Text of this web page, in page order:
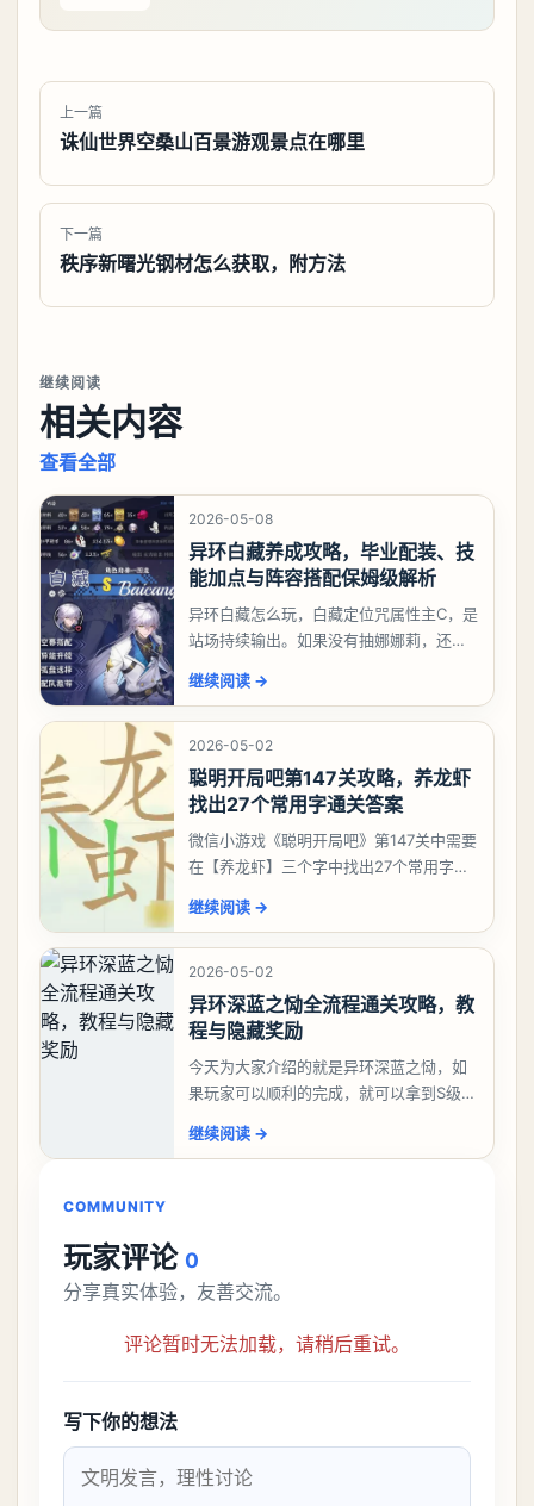
上一篇
诛仙世界空桑山百景游观景点在哪里
下一篇
秩序新曙光钢材怎么获取，附方法
继续阅读
相关内容
查看全部
2026-05-08
异环白藏养成攻略，毕业配装、技
能加点与阵容搭配保姆级解析
异环白藏怎么玩，白藏定位咒属性主C，是
站场持续输出。如果没有抽娜娜莉，还没
有娜娜莉缺另外一个二队C想打深渊也可以
考虑养个白藏
继续阅读 →
2026-05-02
聪明开局吧第147关攻略，养龙虾
找出27个常用字通关答案
微信小游戏《聪明开局吧》第147关中需要
在【养龙虾】三个字中找出27个常用字，
大、夫、夰、巾、中、虫、下、虾、卜、
囗、吓、卟、
继续阅读 →
2026-05-02
异环深蓝之恸全流程通关攻略，教
程与隐藏奖励
今天为大家介绍的就是异环深蓝之恸，如
果玩家可以顺利的完成，就可以拿到S级弧
比较高的，对于那些新手玩家并不建议直
继续阅读 →
COMMUNITY
玩家评论 0
分享真实体验，友善交流。
评论暂时无法加载，请稍后重试。
写下你的想法